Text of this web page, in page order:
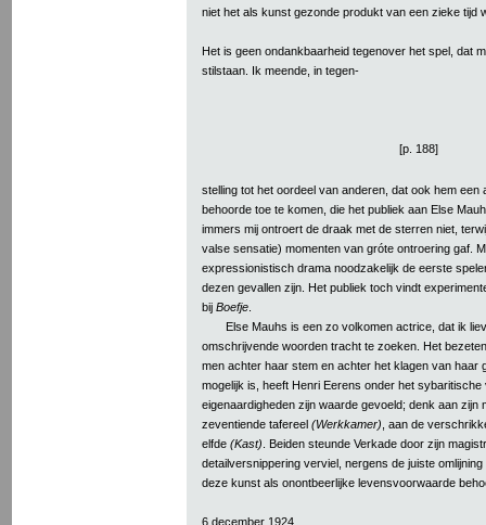
niet het als kunst gezonde produkt van een zieke tijd
Het is geen ondankbaarheid tegenover het spel, dat
stilstaan. Ik meende, in tegen-
[p. 188]
stelling tot het oordeel van anderen, dat ook hem een
behoorde toe te komen, die het publiek aan Else
immers mij ontroert de draak met de sterren niet,
valse sensatie) momenten van gróte ontroering gaf.
expressionistisch drama noodzakelijk de eerste
dezen gevallen zijn. Het publiek toch vindt
bij Boefje
Else Mauhs is een zo volkomen actrice, dat ik
omschrijvende woorden tracht te zoeken. Het
men achter haar stem en achter het klagen van haar
mogelijk is, heeft Henri Eerens onder het
eigenaardigheden zijn waarde gevoeld; denk aan zijn
zeventiende tafereel (Werkkamer) , aan de
elfde (Kast) . Beiden steunde Verkade door zijn
detailversnippering verviel, nergens de juiste
deze kunst als onontbeerlijke levensvoorwaarde
6 december 1924